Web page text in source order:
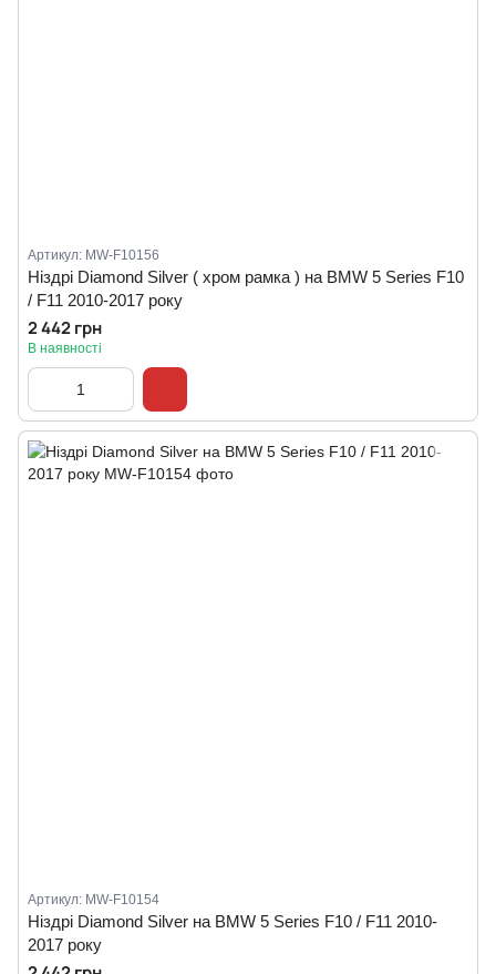
Артикул: MW-F10156
Ніздрі Diamond Silver ( хром рамка ) на BMW 5 Series F10
/ F11 2010-2017 року
2 442 грн
В наявності
Артикул: MW-F10154
Ніздрі Diamond Silver на BMW 5 Series F10 / F11 2010-
2017 року